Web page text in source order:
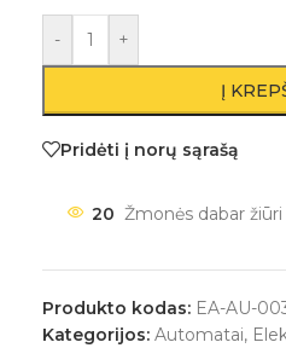
- +
Į
Pridėti į norų sąrašą
20 Žmonės dabar
Produkto kodas: EA-AU-
Kategorijos: Automatai,